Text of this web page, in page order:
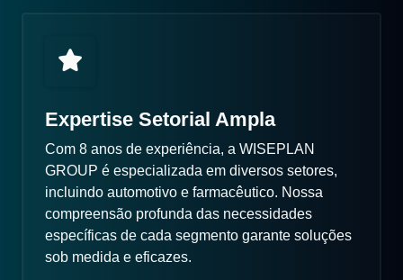
Expertise Setorial Ampla
Com 8 anos de experiência, a WISEPLAN
GROUP é especializada em diversos setores,
incluindo automotivo e farmacêutico. Nossa
compreensão profunda das necessidades
específicas de cada segmento garante soluções
sob medida e eficazes.